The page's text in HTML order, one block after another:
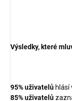
Výsledky, které
95% uživatelů hlásí
85% uživatelů